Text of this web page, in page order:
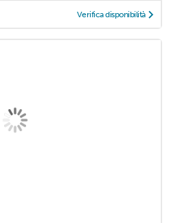
Verifica disponibilità